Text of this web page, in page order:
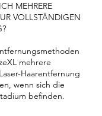
MEHRERE
VOLLSTÄNDIGEN
mehrere
Haarentfernung
wenn sich die
befinden.